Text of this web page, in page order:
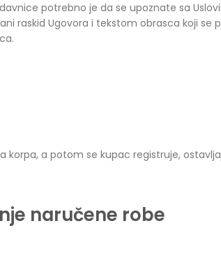
potrebno je da se upoznate sa
raskid Ugovora i tekstom obrasca koji
korpa, a potom se kupac registruje,
naručene robe